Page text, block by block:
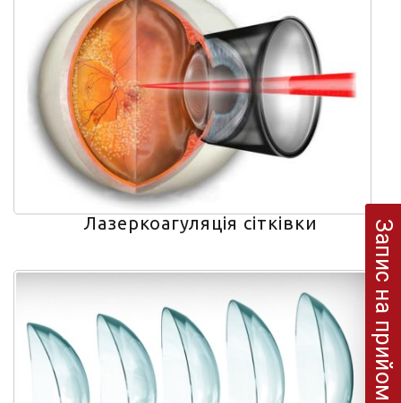
Запис на прийом
Лазеркоагуляція сітківки